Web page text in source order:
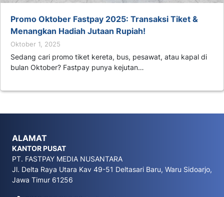
Promo Oktober Fastpay 2025: Transaksi Tiket &
Menangkan Hadiah Jutaan Rupiah!
Oktober 1, 2025
Sedang cari promo tiket kereta, bus, pesawat, atau kapal di
bulan Oktober? Fastpay punya kejutan…
ALAMAT
KANTOR PUSAT
PT. FASTPAY MEDIA NUSANTARA
Jl. Delta Raya Utara Kav 49-51 Deltasari Baru, Waru Sidoarjo,
Jawa Timur 61256